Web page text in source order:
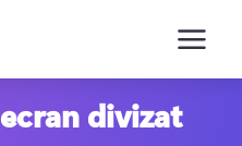
divizat